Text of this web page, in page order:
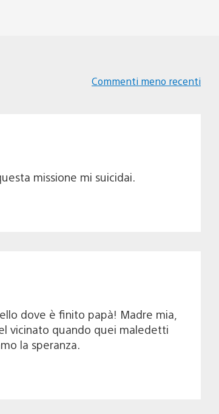
Commenti meno recenti
missione mi suicidai.
dove è finito papà! Madre mia,
vicinato quando quei maledetti
la speranza.